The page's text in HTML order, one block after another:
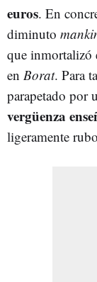
euros. En
diminuto
que inmortalizó
en Borat. Para
parapetado por
vergüenza
ligeramente